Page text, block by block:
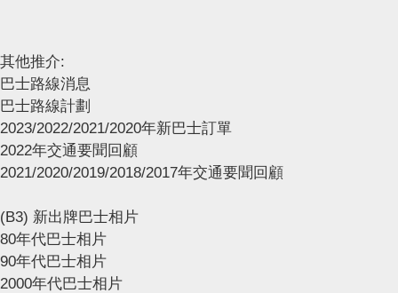
其他推介:
巴士路線消息
巴士路線計劃
2023/2022/2021/2020年新巴士訂單
2022年交通要聞回顧
2021/2020/2019/2018/2017年交通要聞回顧
(B3) 新出牌巴士相片
80年代巴士相片
90年代巴士相片
2000年代巴士相片